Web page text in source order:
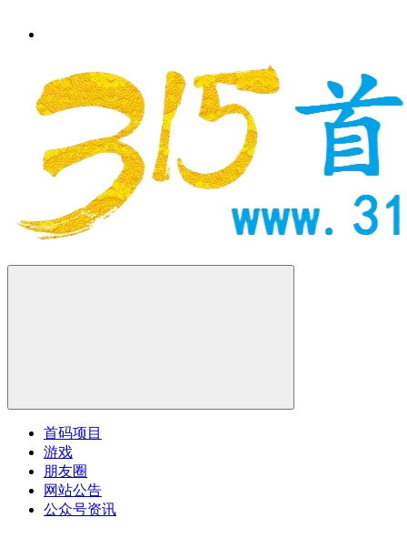
首码项目
游戏
朋友圈
网站公告
公众号资讯